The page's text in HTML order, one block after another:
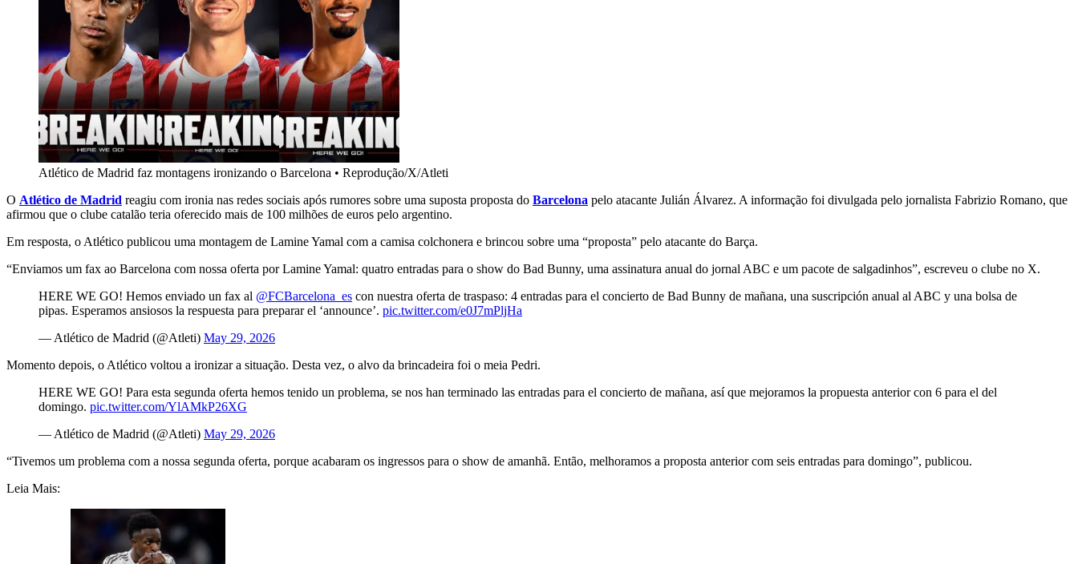
Atlético de Madrid faz montagens ironizando o Barcelona • Reprodução/X/Atleti
O Atlético de Madrid reagiu com ironia nas redes sociais após rumores sobre uma suposta proposta do Barcelona pelo atacante Julián Álvarez. A informação foi divulgada pelo jornalista Fabrizio Romano, que
afirmou que o clube catalão teria oferecido mais de 100 milhões de euros pelo argentino.
Em resposta, o Atlético publicou uma montagem de Lamine Yamal com a camisa colchonera e brincou sobre uma “proposta” pelo atacante do Barça.
“Enviamos um fax ao Barcelona com nossa oferta por Lamine Yamal: quatro entradas para o show do Bad Bunny, uma assinatura anual do jornal ABC e um pacote de salgadinhos”, escreveu o clube no X.
HERE WE GO! Hemos enviado un fax al @FCBarcelona_es con nuestra oferta de traspaso: 4 entradas para el concierto de Bad Bunny de mañana, una suscripción anual al ABC y una bolsa de
pipas. Esperamos ansiosos la respuesta para preparar el ‘announce’. pic.twitter.com/e0J7mPljHa
— Atlético de Madrid (@Atleti) May 29, 2026
Momento depois, o Atlético voltou a ironizar a situação. Desta vez, o alvo da brincadeira foi o meia Pedri.
HERE WE GO! Para esta segunda oferta hemos tenido un problema, se nos han terminado las entradas para el concierto de mañana, así que mejoramos la propuesta anterior con 6 para el del
domingo. pic.twitter.com/YlAMkP26XG
— Atlético de Madrid (@Atleti) May 29, 2026
“Tivemos um problema com a nossa segunda oferta, porque acabaram os ingressos para o show de amanhã. Então, melhoramos a proposta anterior com seis entradas para domingo”, publicou.
Leia Mais: